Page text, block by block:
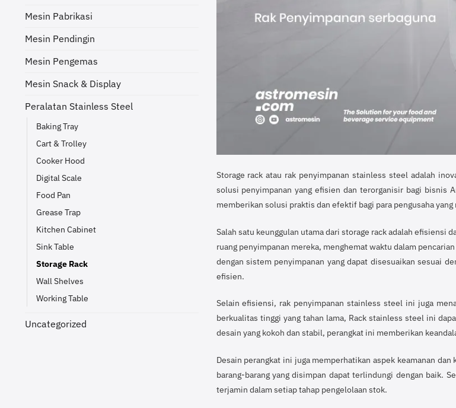
Mesin Pabrikasi
Mesin Pendingin
Mesin Pengemas
Mesin Snack & Display
Peralatan Stainless Steel
Baking Tray
Cart & Trolley
Cooker Hood
Digital Scale
Food Pan
Grease Trap
Kitchen Cabinet
Sink Table
Storage Rack
Wall Shelves
Working Table
Uncategorized
Storage rack atau rak penyimpanan stainless steel adalah
solusi penyimpanan yang efisien dan terorganisir bagi bisnis
memberikan solusi praktis dan efektif bagi para pengusaha
Salah satu keunggulan utama dari storage rack adalah efisiensi
ruang penyimpanan mereka, menghemat waktu dalam
dengan sistem penyimpanan yang dapat disesuaikan sesuai
efisien.
Selain efisiensi, rak penyimpanan stainless steel ini juga
berkualitas tinggi yang tahan lama, Rack stainless steel ini
desain yang kokoh dan stabil, perangkat ini memberikan
Desain perangkat ini juga memperhatikan aspek keamanan
barang-barang yang disimpan dapat terlindungi dengan baik.
terjamin dalam setiap tahap pengelolaan stok.